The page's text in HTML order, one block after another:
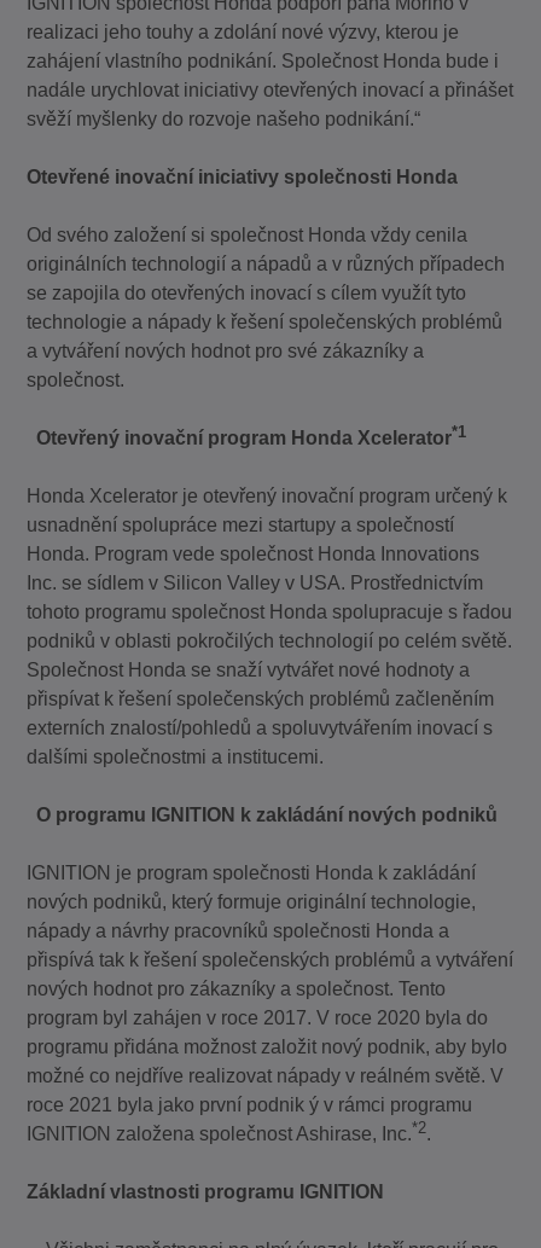
realizaci jeho touhy a zdolání nové výzvy, kterou je
zahájení vlastního podnikání. Společnost Honda bude i
nadále urychlovat iniciativy otevřených inovací a přinášet
svěží myšlenky do rozvoje našeho podnikání.“
Otevřené inovační iniciativy společnosti Honda
Od svého založení si společnost Honda vždy cenila
originálních technologií a nápadů a v různých případech
se zapojila do otevřených inovací s cílem využít tyto
technologie a nápady k řešení společenských problémů
a vytváření nových hodnot pro své zákazníky a
společnost.
Otevřený inovační program Honda Xcelerator*1
Honda Xcelerator je otevřený inovační program určený k
usnadnění spolupráce mezi startupy a společností
Honda. Program vede společnost Honda Innovations
Inc. se sídlem v Silicon Valley v USA. Prostřednictvím
tohoto programu společnost Honda spolupracuje s řadou
podniků v oblasti pokročilých technologií po celém světě.
Společnost Honda se snaží vytvářet nové hodnoty a
přispívat k řešení společenských problémů začleněním
externích znalostí/pohledů a spoluvytvářením inovací s
dalšími společnostmi a institucemi.
O programu IGNITION k zakládání nových podniků
IGNITION je program společnosti Honda k zakládání
nových podniků, který formuje originální technologie,
nápady a návrhy pracovníků společnosti Honda a
přispívá tak k řešení společenských problémů a vytváření
nových hodnot pro zákazníky a společnost. Tento
program byl zahájen v roce 2017. V roce 2020 byla do
programu přidána možnost založit nový podnik, aby bylo
možné co nejdříve realizovat nápady v reálném světě. V
roce 2021 byla jako první podnik ý v rámci programu
IGNITION založena společnost Ashirase, Inc.*2.
Základní vlastnosti programu IGNITION